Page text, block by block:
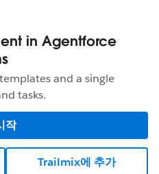
in Agentforce
and a single
tasks.
작
Trailmix에 추가